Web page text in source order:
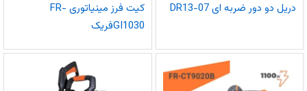
دریل دو دور ضربه ای DR13-07
کیت فرز مینیاتوری FR-
GI1030فریک